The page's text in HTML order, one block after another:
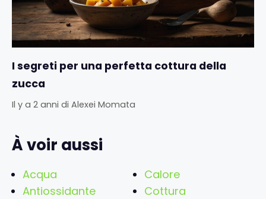
I segreti per una perfetta cottura della
zucca
Il y a 2 anni di Alexei Momata
À voir aussi
Acqua
Antiossidante
Calore
Cottura